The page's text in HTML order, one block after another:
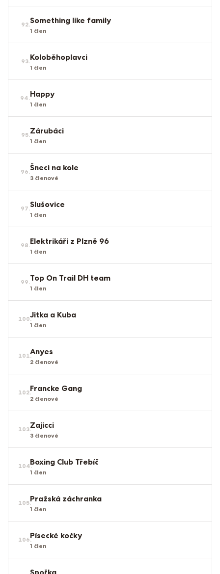
92.Something like family
1 člen
93.Koloběhoplavci
1 člen
94.Happy
1 člen
95.Zárubáci
1 člen
96.Šneci na kole
3 členové
97.Slušovice
1 člen
98.Elektrikáři z Plzně 96
1 člen
99.Top On Trail DH team
1 člen
100.Jitka a Kuba
1 člen
101.Anyes
2 členové
102.Francke Gang
2 členové
103.Zajicci
3 členové
104.Boxing Club Třebíč
1 člen
105.Pražská záchranka
1 člen
106.Písecké kočky
1 člen
Spořka